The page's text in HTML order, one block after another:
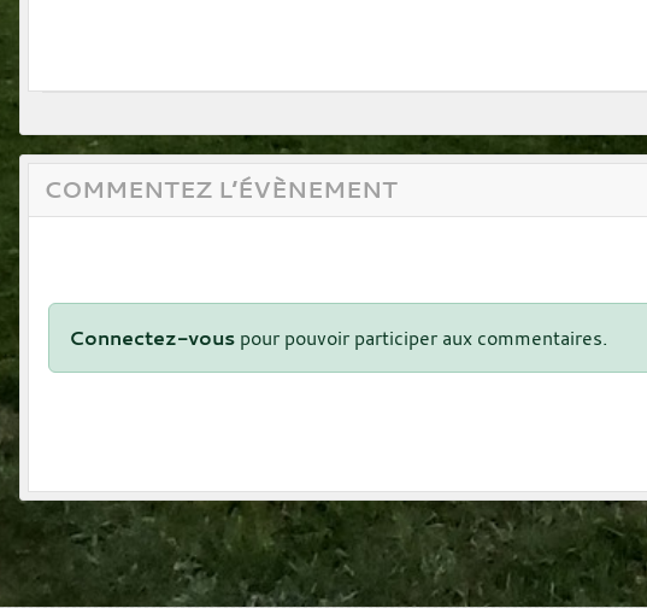
COMMENTEZ L’ÉVÈNEMENT
Connectez-vous pour pouvoir participer aux commentaires.